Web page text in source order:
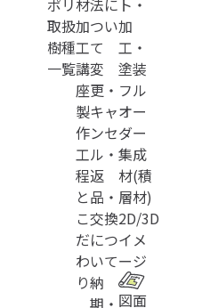
ポリ
取扱
樹種
一覧
材
加
工
講
座
製
作
工
程
と
こ
だ
わ
り
法に
つい
て
変
更・
キャ
ンセ
ル・
返
品・
交換
につ
いて
納
ト・
加
工・
塗装
フル
オー
ダー
集成
材(積
層材)
2D/3D
イメ
ージ
図面